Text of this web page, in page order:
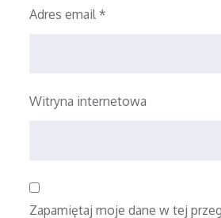
Adres email *
Witryna internetowa
Zapamiętaj moje dane w tej